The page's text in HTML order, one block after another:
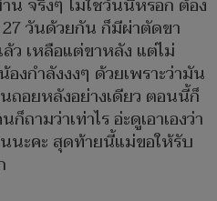
น จริงๆ ไม่ใช่วันนี้หรอก ต้อง
วันด้วยกัน ก็มีผ่าตัดขา
เหลือแต่ขาหลัง แต่ไม่
งกำลังงงๆ ด้วยเพราะว่ามัน
ถอยหลังอย่างเดียว ตอนนี้ก็
ถามว่าเท่าไร อ่ะดูเอาเองว่า
นะคะ สุดท้ายนี้แม่ขอให้รับ